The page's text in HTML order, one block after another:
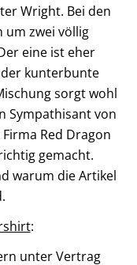
Wright. Bei den
um zwei völlig
eine ist eher
kunterbunte
sorgt wohl
Sympathisant von
Red Dragon
gemacht.
warum die Artikel
:
unter Vertrag